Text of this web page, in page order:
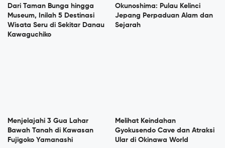
Dari Taman Bunga hingga
Museum, Inilah 5 Destinasi
Wisata Seru di Sekitar Danau
Kawaguchiko
Okunoshima: Pulau Kelinci
Jepang Perpaduan Alam dan
Sejarah
Menjelajahi 3 Gua Lahar
Bawah Tanah di Kawasan
Fujigoko Yamanashi
Melihat Keindahan
Gyokusendo Cave dan Atraksi
Ular di Okinawa World